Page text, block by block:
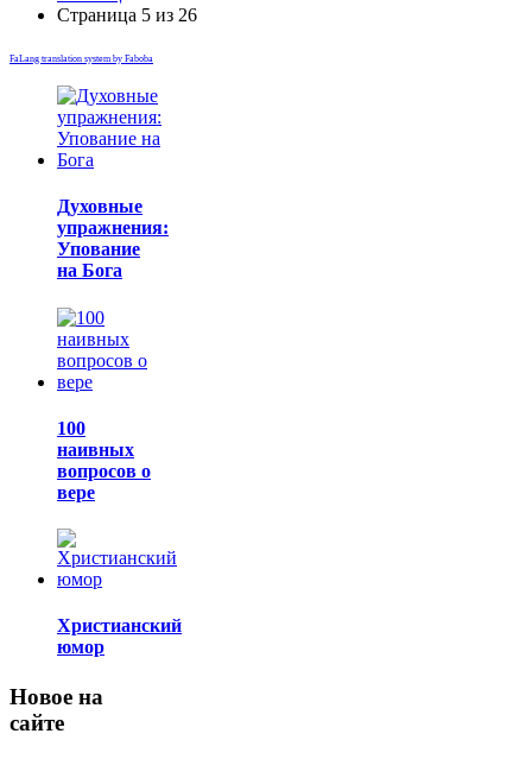
Страница 5 из 26
FaLang translation system by Faboba
Духовные
упражнения:
Упование
на Бога
100
наивных
вопросов о
вере
Христианский
юмор
Новое на
сайте